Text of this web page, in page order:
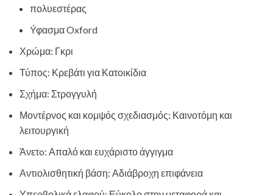
πολυεστέρας
Ýφασμα Oxford
Χρώμα: Γκρι
Τύπος: Κρεβάτι για Κατοικίδια
Σχήμα: Στρογγυλή
Μοντέρνος και κομψός σχεδιασμός: Καινοτόμη και
λειτουργική
Άνετo: Απαλό και ευχάριστο άγγιγμα
Αντιολισθητική βάση: Αδιάβροχη επιφάνεια